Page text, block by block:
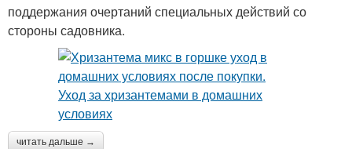
поддержания очертаний специальных действий со
стороны садовника.
читать дальше →